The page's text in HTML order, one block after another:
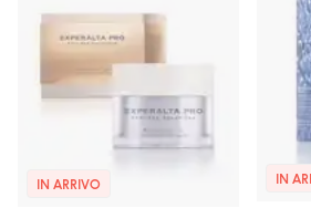
IN ARRIVO IN